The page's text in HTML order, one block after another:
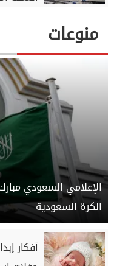
منوعات
الإعلامي السعودي
الكرة السعودية
أفكار